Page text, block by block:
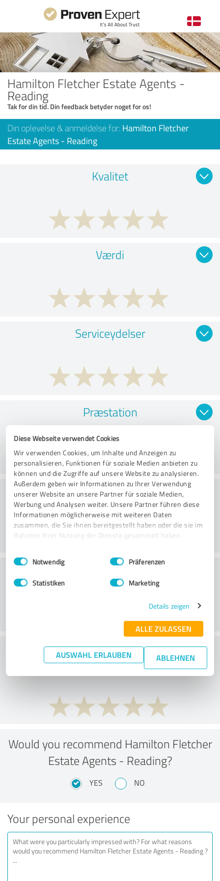
Diese Webseite verwendet Cookies
Wir verwenden Cookies, um Inhalte und Anzeigen zu
personalisieren, Funktionen für soziale Medien anbieten zu
können und die Zugriffe auf unsere Website zu analysieren.
Außerdem geben wir Informationen zu Ihrer Verwendung
unserer Website an unsere Partner für soziale Medien,
Werbung und Analysen weiter. Unsere Partner führen diese
Informationen möglicherweise mit weiteren Daten
zusammen, die Sie ihnen bereitgestellt haben oder die sie im
Rahmen Ihrer Nutzung der Dienste gesammelt haben.
Impressum Datenschutzbestimmungen
Einwilligungsauswahl
Notwendig Präferenzen
Statistiken Marketing
Details zeigen
ALLE ZULASSEN
AUSWAHL ERLAUBEN ABLEHNEN
Hamilton Fletcher Estate Agents -
Reading
Tak for din tid. Din feedback betyder noget for os!
Din oplevelse & anmeldelse for: Hamilton Fletcher
Estate Agents - Reading
Kvalitet
Værdi
Serviceydelser
Præstation
Rådgivning
Kundeservice
What do you think of the price to
performance ratio?
Would you recommend Hamilton Fletcher
Estate Agents - Reading?
YES NO
Your personal experience